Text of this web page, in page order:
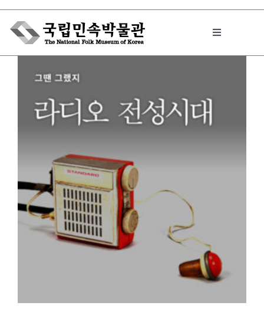
Skip
content
Toggle
박물관에서는
민속이야기
민속 인사이드
원문보기 PDF